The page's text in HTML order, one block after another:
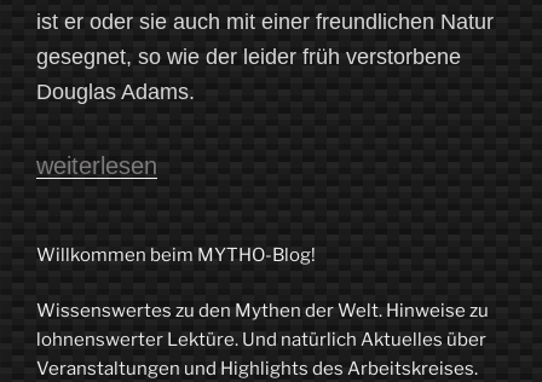
ist er oder sie auch mit einer freundlichen Natur
gesegnet, so wie der leider früh verstorbene
Douglas Adams.
„Kosmologie
Literatur
Kosmologie
in
weiterlesen
Willkommen beim MYTHO-Blog!
Wissenswertes zu den Mythen der Welt. Hinweise zu
lohnenswerter Lektüre. Und natürlich Aktuelles über
Veranstaltungen und Highlights des Arbeitskreises.